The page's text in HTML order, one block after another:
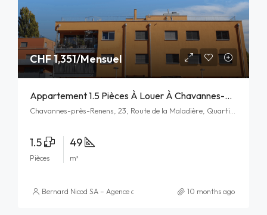
CHF 1,351/Mensuel
Appartement 1.5 Pièces À Louer À Chavannes-Près-Renens
1.5
Pièces
49
m²
Bernard Nicod SA – Agence de Benjamin-Constant10 months ago